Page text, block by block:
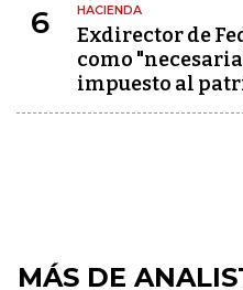
6 HACIENDA
Exdirector de
como
impuesto al
MÁS DE